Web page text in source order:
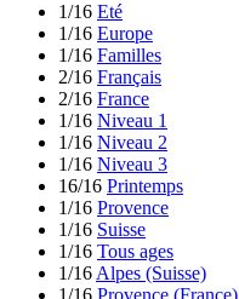
1/16 Eté
1/16 Europe
1/16 Familles
2/16 Français
2/16 France
1/16 Niveau 1
1/16 Niveau 2
1/16 Niveau 3
16/16 Printemps
1/16 Provence
1/16 Suisse
1/16 Tous ages
1/16 Alpes (Suisse)